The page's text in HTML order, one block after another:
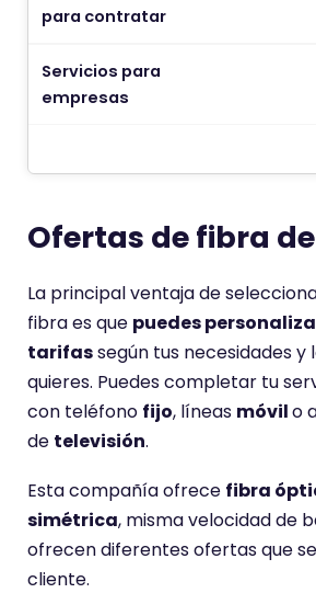
para contratar
Servicios para
empresas
Ofertas de fibra
La principal ventaja de
fibra es que puedes
tarifassegún tus necesidades
quieres. Puedes completar tu
con teléfono fijo, líneas móvilo
de televisión.
Esta compañía ofrece fibra
simétrica, misma velocidad de
ofrecen diferentes ofertas que
cliente.